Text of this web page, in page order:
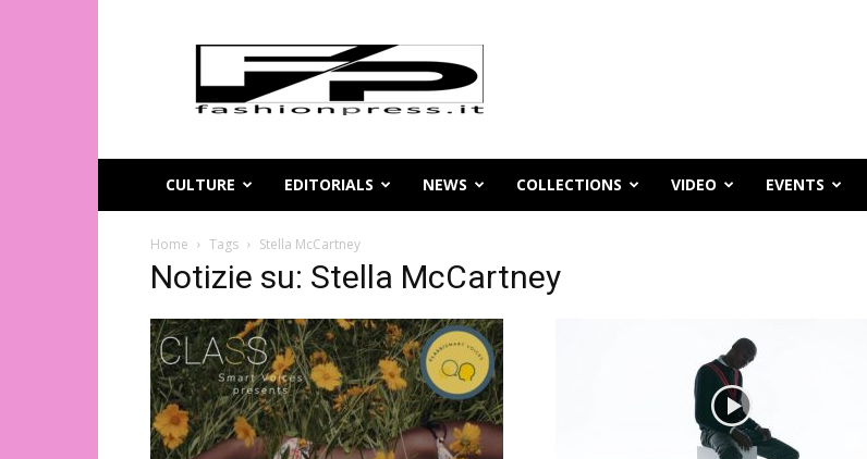
Magazine
moda
online
FashionPress.it
CULTURE
EDITORIALS NEWS COLLECTIONS VIDEO EVENTS
Home Tags Stella McCartney
Notizie su: Stella McCartney